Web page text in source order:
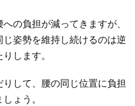
の負担が減ってきますが、
姿勢を維持し続けるのは逆
します。
して、腰の同じ位置に負担
ょう。